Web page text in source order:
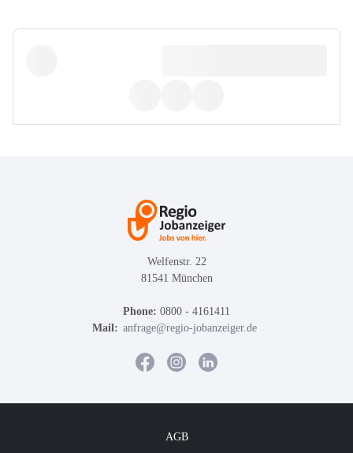
Welfenstr. 22
81541 München
Phone: 0800 - 4161411
Mail: anfrage@regio-jobanzeiger.de
AGB